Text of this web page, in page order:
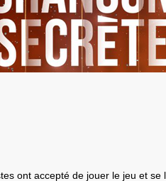
ont accepté de jouer le jeu et se